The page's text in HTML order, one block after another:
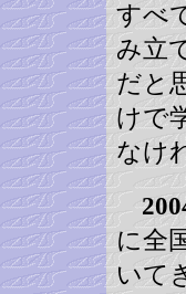
すべ
み立
だと
けで
なけ
に全
いて